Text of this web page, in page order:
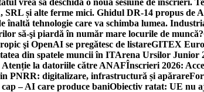
vrea să deschidă o nouă sesiune de înscrieri.
și alte ferme mici. Ghidul DR-14 propus de
înaltă tehnologie care va schimba lumea.
să-şi piardă în număr mare locurile de muncă?
şi OpenAI se pregătesc de listareGITEX
din spatele muncii în ITArena Ursilor Junior
la datoriile către ANAFÎnscrieri 2026:
PNRR: digitalizare, infrastructură și apărare
– AI care produce baniObiectiv ratat: UE nu